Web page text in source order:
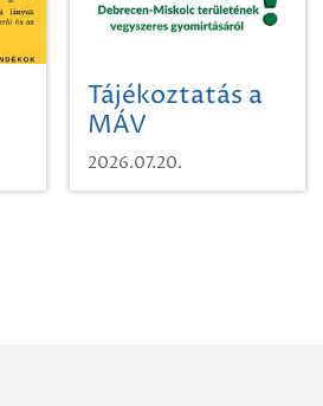
Tájékoztatás a
MÁV
Pályaműködtetési
Zrt. Területi
2026.07.20.